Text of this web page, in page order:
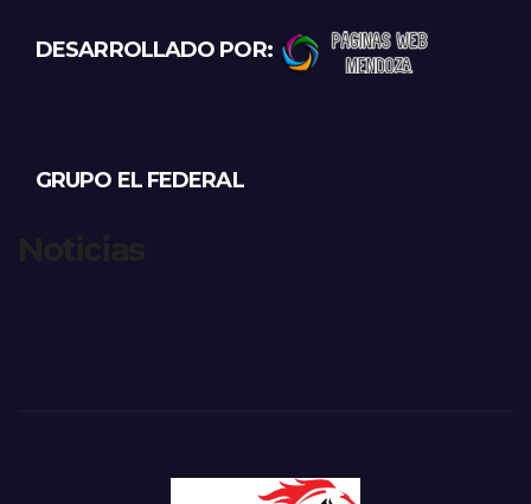
DESARROLLADO POR:
GRUPO EL FEDERAL